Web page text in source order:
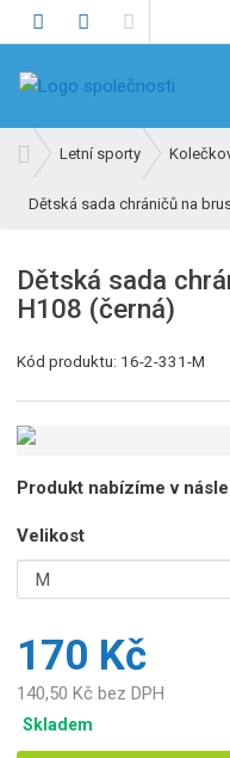
v
o
í
s
r
a
Letní sporty
Dětská sada chráničů na
Dětská sada
H108 (černá)
Kód produktu: 16-2-331-M
Produkt nabízíme v
Velikost
170 Kč
140,50 Kč bez DPH
Skladem